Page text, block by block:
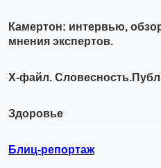
Камертон: интервью,
мнения экспертов.
Х-файл.
Здоровье
Блиц-репортаж